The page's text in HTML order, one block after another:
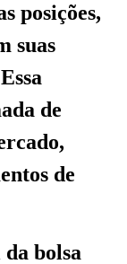
posições,
suas
de
de
bolsa